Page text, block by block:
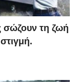
σώζουν τη ζωή